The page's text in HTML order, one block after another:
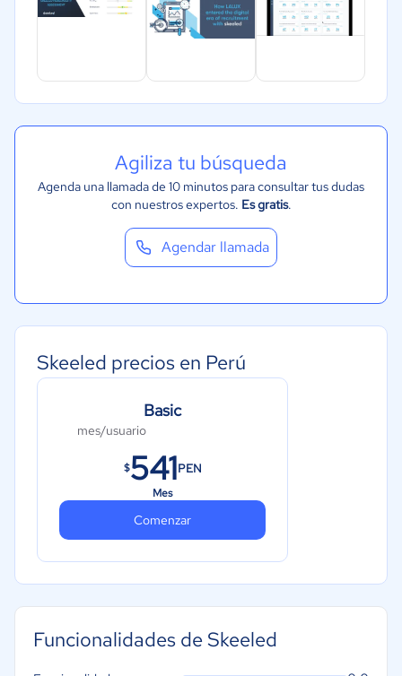
Agiliza tu búsqueda
Agenda una llamada de 10 minutos para consultar tus dudas
con nuestros expertos. Es gratis.
Agendar llamada
Skeeled precios en Perú
Basic
mes/usuario
$541PEN
Mes
Comenzar
Funcionalidades de Skeeled